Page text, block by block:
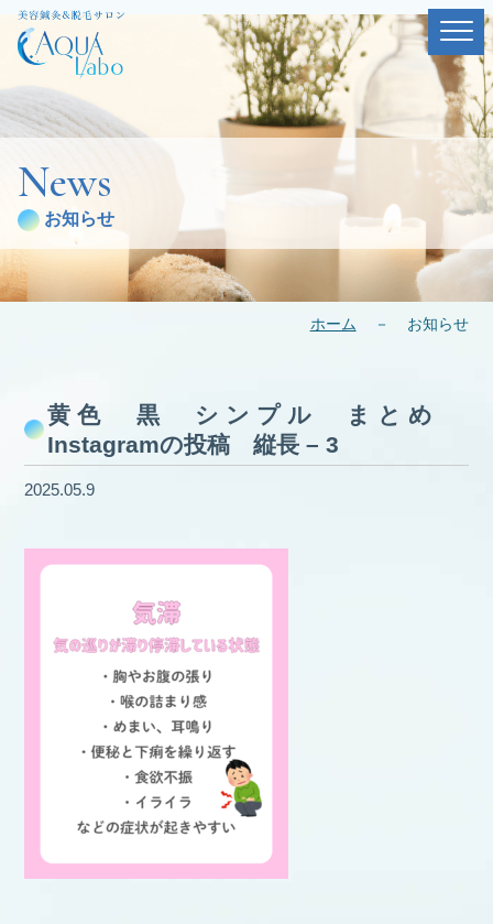
News
お知らせ
ホーム － お知らせ
黄色 黒 シンプル まとめ
Instagramの投稿 縦長 – 3
2025.05.9